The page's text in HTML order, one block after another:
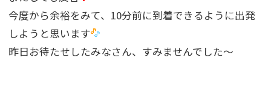
今度から余裕をみて、10分前に到着できるように出発
しようと思います
昨日お待たせしたみなさん、すみませんでした〜